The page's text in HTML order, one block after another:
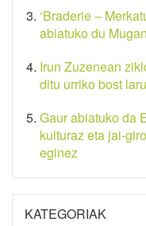
‘Braderie –
abiatuko du
Irun Zuzenean
ditu urriko bost
Gaur abiatuko da
kulturaz eta jai-
eginez
KATEGORIAK